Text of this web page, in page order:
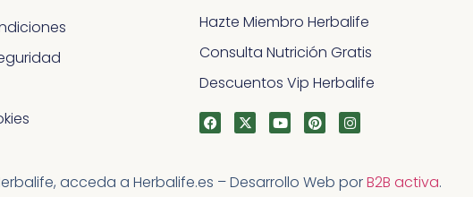
Hazte Miembro Herbalife
Consulta Nutrición Gratis
Descuentos Vip Herbalife
acceda a Herbalife.es – Desarrollo Web porB2B activa.